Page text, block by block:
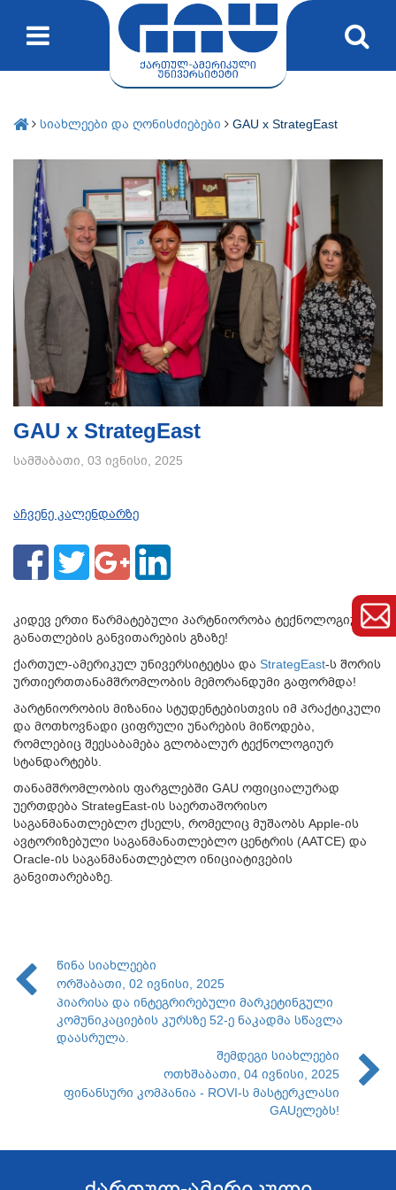
სიახლეები და ღონისძიებები GAU x StrategEast
GAU x StrategEast
სამშაბათი, 03 ივნისი, 2025
აჩვენე კალენდარზე
კიდევ ერთი წარმატებული პარტნიორობა ტექნოლოგიური
განათლების განვითარების გზაზე!
ქართულ-ამერიკულ უნივერსიტეტსა და StrategEast-ს შორის
ურთიერთთანამშრომლობის მემორანდუმი გაფორმდა!
პარტნიორობის მიზანია სტუდენტებისთვის იმ პრაქტიკული
და მოთხოვნადი ციფრული უნარების მიწოდება,
რომლებიც შეესაბამება გლობალურ ტექნოლოგიურ
სტანდარტებს.
თანამშრომლობის ფარგლებში GAU ოფიციალურად
უერთდება StrategEast-ის საერთაშორისო
საგანმანათლებლო ქსელს, რომელიც მუშაობს Apple-ის
ავტორიზებული საგანმანათლებლო ცენტრის (AATCE) და
Oracle-ის საგანმანათლებლო ინიციატივების
განვითარებაზე.
წინა სიახლეები
ორშაბათი, 02 ივნისი, 2025
პიარისა და ინტეგრირებული მარკეტინგული
კომუნიკაციების კურსზე 52-ე ნაკადმა სწავლა
დაასრულა.
შემდეგი სიახლეები
ოთხშაბათი, 04 ივნისი, 2025
ფინანსური კომპანია - ROVI-ს მასტერკლასი
GAUელებს!